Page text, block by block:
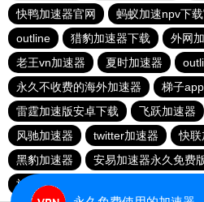
快鸭加速器官网
蚂蚁加速npv下
outline
猎豹加速器下载 外网
老王vn加速器
夏时加速器
永久不收费的海外加速器
梯子app
雷霆加速版安卓下载
飞跃加速器
风驰加速器
twitter加速器 快联
黑豹加速器
安易加速器永久免费
旋风加速度器